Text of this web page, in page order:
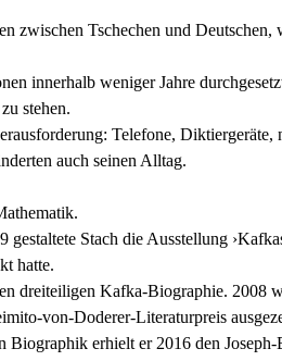
zwischen Tschechen und Deutschen,
innerhalb weniger Jahre
stehen.
Telefone, Diktiergeräte,
auch seinen Alltag.
Stach die Ausstellung
hatte.
dreiteiligen Kafka-Biographie. 2008
von-Doderer-Literaturpreis
Biographik erhielt er 2016 den Joseph-